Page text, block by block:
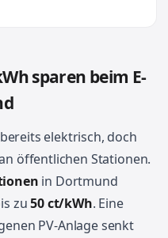
sparen beim E-
elektrisch, doch
öffentlichen Stationen.
in Dortmund
zu50 ct/kWh. Eine
PV-Anlage senkt